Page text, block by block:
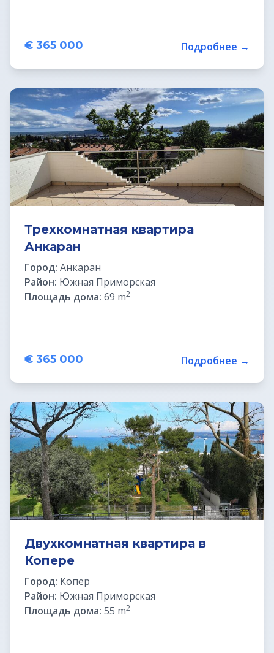
Дома до € 100 000
Недвижимость в Италии
Недвижимость в Хорватии
ВНЖ в Словении
€ 365 000 Подробнее →
Трехкомнатная квартира
Анкаран
Город: Анкаран
Район: Южная Приморская
Площадь дома: 69 m2
€ 365 000 Подробнее →
Двухкомнатная квартира в
Копере
Город: Копер
Район: Южная Приморская
Площадь дома: 55 m2